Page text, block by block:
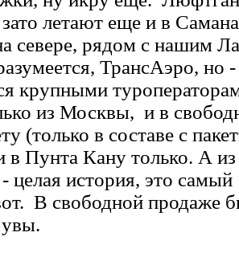
летают еще и в
севере, рядом с нашим
ТрансАэро, но
крупными
из Москвы, и в
(только в составе с
в Пунта Кану только. А
целая история, это
В свободной продаже